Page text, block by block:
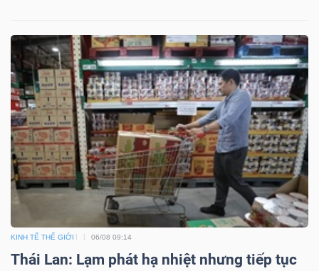
KINH TẾ THẾ GIỚI 06/08 09:14
Thái Lan: Lạm phát hạ nhiệt nhưng tiếp tục